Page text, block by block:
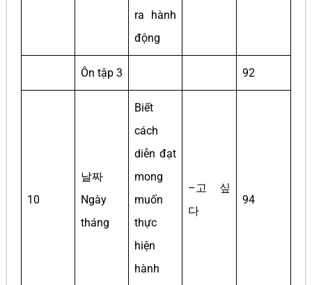
ra hành
động
Ôn tập 3 92
10
날짜
Ngày
tháng
Biết
cách
diễn đạt
mong
muốn
thực
hiện
hành
–고 싶
다
94